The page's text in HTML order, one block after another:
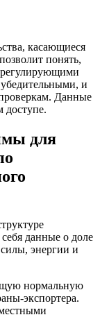
касающиеся
понять,
убедительными, и
Данные
для
данные о доле
энергии и
нормальную
экспортера.